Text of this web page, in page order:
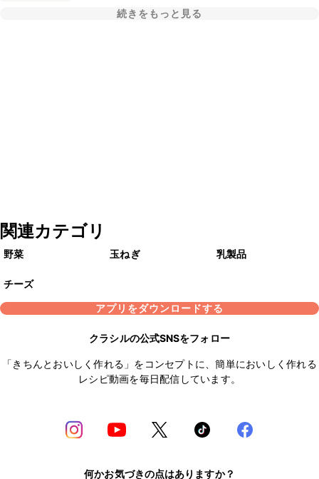
続きをもっと見る
関連カテゴリ
野菜 玉ねぎ 乳製品
チーズ
アプリをダウンロードする
クラシルの公式SNSをフォロー
「きちんとおいしく作れる」をコンセプトに、簡単においしく作れる
レシピ動画を毎日配信しています。
何かお気づきの点はありますか？